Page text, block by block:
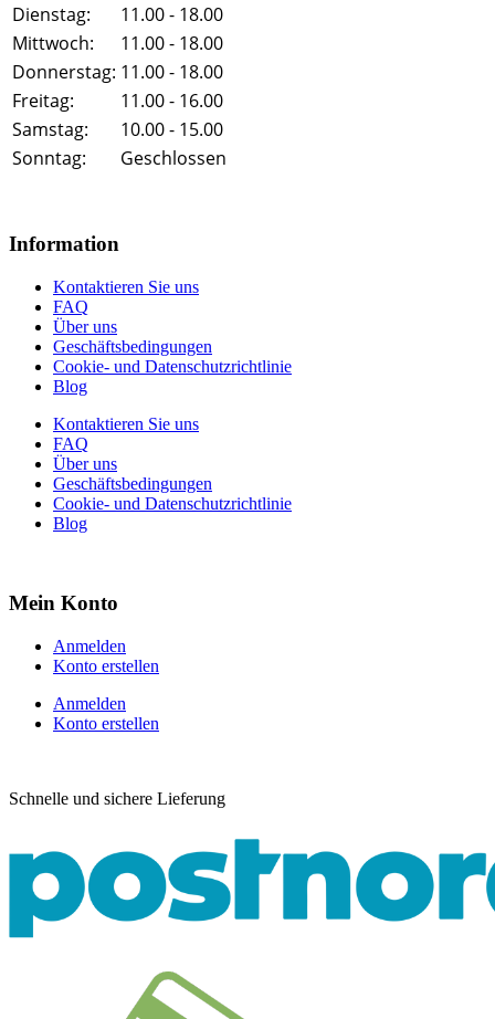
Dienstag:
11.00 - 18.00
Mittwoch:
11.00 - 18.00
Donnerstag: 11.00 - 18.00
Freitag:
11.00 - 16.00
Samstag:
10.00 - 15.00
Sonntag:
Geschlossen
Information
Kontaktieren Sie uns
FAQ
Über uns
Geschäftsbedingungen
Cookie- und Datenschutzrichtlinie
Blog
Kontaktieren Sie uns
FAQ
Über uns
Geschäftsbedingungen
Cookie- und Datenschutzrichtlinie
Blog
Mein Konto
Anmelden
Konto erstellen
Anmelden
Konto erstellen
Schnelle und sichere Lieferung